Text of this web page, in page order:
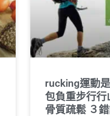
rucking運動
包負重步行行
骨質疏鬆 ３